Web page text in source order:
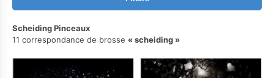
Scheiding Pinceaux
11 correspondance de brosse
scheiding